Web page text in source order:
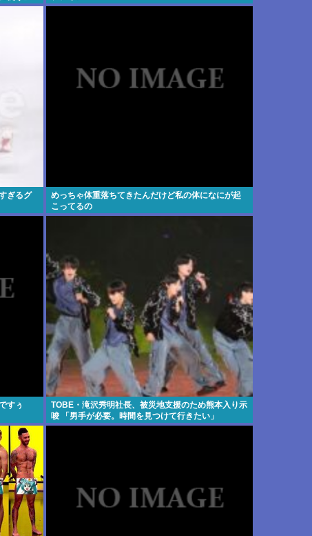
ぎるグ
めっちゃ体重落ちてきたんだけど私の体になにが起
こってるの
すぅ
TOBE・滝沢秀明社長、被災地支援のため熊本入り示
唆 「男手が必要。時間を見つけて行きたい」